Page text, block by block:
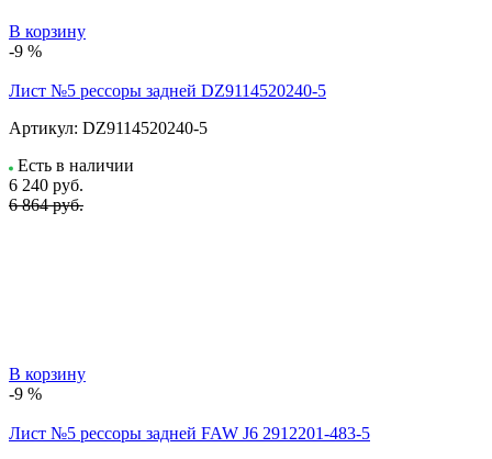
В корзину
-9 %
Лист №5 рессоры задней DZ9114520240-5
Артикул: DZ9114520240-5
Есть в наличии
6 240 руб.
6 864 руб.
В корзину
-9 %
Лист №5 рессоры задней FAW J6 2912201-483-5